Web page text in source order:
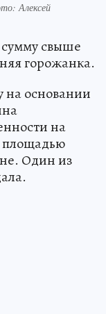
Алексей
свыше
горожанка.
на основании
на
площадью
Один из